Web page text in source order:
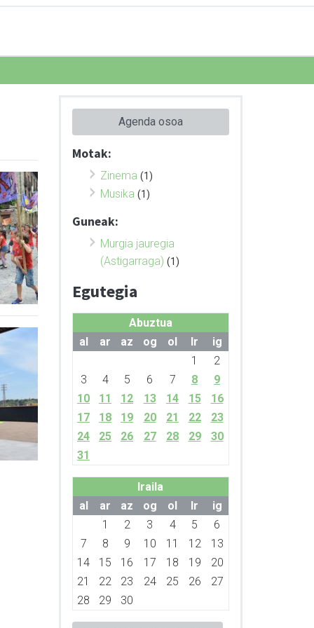
Agenda osoa
Motak:
Zinema (1)
Musika (1)
Guneak:
Murgia jauregia
(Astigarraga) (1)
Egutegia
Abuztua
al
ar az og ol lr
ig
1
2
3
4 5 6 7 8
9
10
11 12 13 14 15
16
17
18 19 20 21 22
23
24
25 26 27 28 29
30
31
Iraila
al
ar az og ol lr
ig
1
2 3 4 5
6
7
8 9 10 11 12
13
14
15 16 17 18 19
20
21
22 23 24 25 26
27
28
29 30